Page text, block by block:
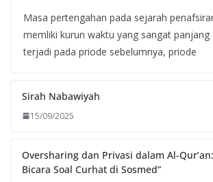
Masa pertengahan pada sejarah
memliki kurun waktu yang sangat panjang
terjadi pada priode sebelumnya, priode
Sirah Nabawiyah
15/09/2025
Oversharing dan Privasi dalam Al-
Bicara Soal Curhat di Sosmed”